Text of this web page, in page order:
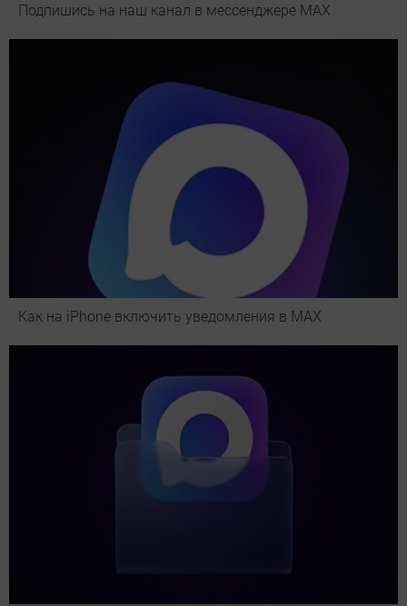
Подпишись на наш канал в мессенджере МАХ
Как на iPhone включить уведомления в MAX